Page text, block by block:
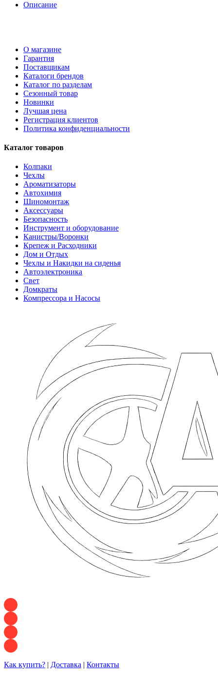
Описание
О магазине
Гарантия
Поставщикам
Каталоги брендов
Каталог по разделам
Сезонный товар
Новинки
Лучшая цена
Регистрация клиентов
Политика конфиденциальности
Каталог товаров
Колпаки
Чехлы
Ароматизаторы
Автохимия
Шиномонтаж
Аксессуары
Безопасность
Инструмент и оборудование
Канистры/Воронки
Крепеж и Расходники
Дом и Отдых
Чехлы и Накидки на сиденья
Автоэлектроника
Свет
Домкраты
Компрессора и Насосы
Как купить? | Доставка | Контакты